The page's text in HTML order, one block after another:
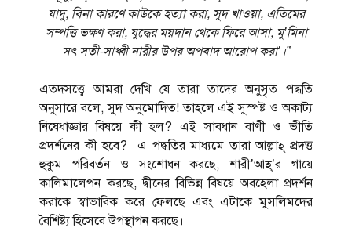
যাদু, বিনা কারণে কাউকে হত্যা করা, সুদ খাওয়া, এতিমের
সম্পত্তি ভক্ষণ করা, যুদ্ধের ময়দান থেকে ফিরে আসা, মু’মিনা
সৎ সতী-সাধ্বী নারীর উপর অপবাদ আরোপ করা’।”
এতদসত্ত্বে আমরা দেখি যে তারা তাদের অনুসৃত পদ্ধতি
অনুসারে বলে, সুদ অনুমোদিত! তাহলে এই সুস্পষ্ট ও অকাট্য
নিষেধাজ্ঞার বিষয়ে কী হল? এই সাবধান বাণী ও ভীতি
প্রদর্শনের কী হবে? এ পদ্ধতির মাধ্যমে তারা আল্লাহ্ প্রদত্ত
হুকুম পরিবর্তন ও সংশোধন করছে, শারী’আহ্’র গায়ে
কালিমালেপন করছে, দ্বীনের বিভিন্ন বিষয়ে অবহেলা প্রদর্শন
করাকে স্বাভাবিক করে ফেলছে এবং এটাকে মুসলিমদের
বৈশিষ্ট্য হিসেবে উপস্থাপন করছে।